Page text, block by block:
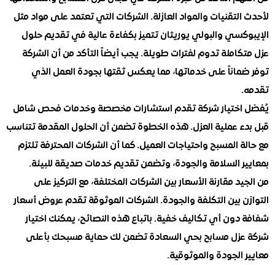
والمواد العازلة. الشركات التي تعتمد على مواد مثل
والبولي يوريثان تتميز بكفاءة عالية في تقديم حلول
تدوم لفترات طويلة. يجب أيضاً التأكد من أن الشركة
على خدماتها، مما يعكس ثقتها بجودة العمل الذي
شركة تقدم استشارات مخصصة وخدمات فحص شامل
عملية العزل. هذه الخطوة تضمن أن الحلول المقدمة تتناسب
المسبح واحتياجات العميل. كما أن الشركات المحترفة تلتزم
السلامة والجودة، وتضمن تقديم خدمات صديقة للبيئة.
مقارنة الأسعار بين الشركات المختلفة، مع التركيز على
بين التكلفة والجودة. الشركات الموثوقة تقدم عروض أسعار
أي تكاليف خفية. باتباع هذه النصائح، يمكنك اختيار
مسابح بحي السعادة تضمن لك حماية مسبحك بأعلى
الجودة والموثوقية.